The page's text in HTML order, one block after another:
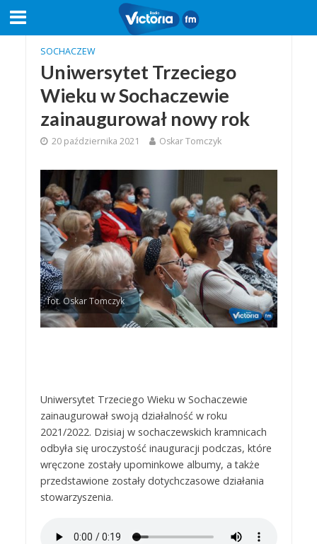
SOCHACZEW
Uniwersytet Trzeciego
Wieku w Sochaczewie
zainaugurował nowy rok
20 października 2021 Oskar Tomczyk
fot. Oskar Tomczyk
Uniwersytet Trzeciego Wieku w Sochaczewie
zainaugurował swoją działalność w roku
2021/2022. Dzisiaj w sochaczewskich kramnicach
odbyła się uroczystość inauguracji podczas, które
wręczone zostały upominkowe albumy, a także
przedstawione zostały dotychczasowe działania
stowarzyszenia.